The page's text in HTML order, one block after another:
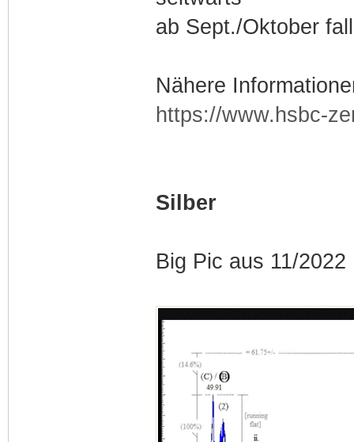
ab Sept./Oktober
Nähere
https://www.hsbc-
Silber
Big Pic aus 11/2022